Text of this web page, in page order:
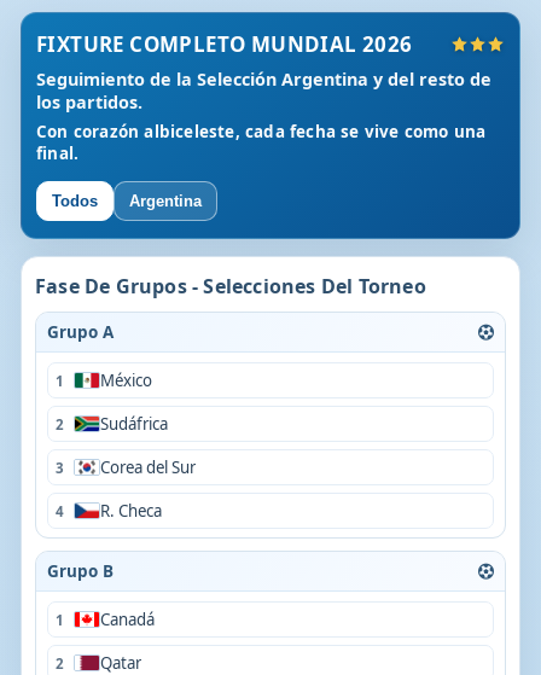
FIXTURE COMPLETO MUNDIAL 2026
Seguimiento de la Selección Argentina y del resto de
los partidos.
Con corazón albiceleste, cada fecha se vive como una
final.
Todos Argentina
Fase De Grupos - Selecciones Del Torneo
Grupo A
1 México
2 Sudáfrica
3 Corea del Sur
4 R. Checa
Grupo B
1 Canadá
2 Qatar